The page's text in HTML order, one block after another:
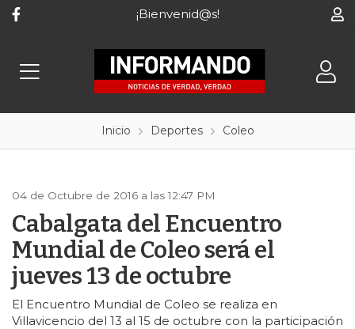
¡Bienvenid@s!
Inicio Deportes Coleo
04 de Octubre de 2016 a las 12:47 PM
Cabalgata del Encuentro
Mundial de Coleo será el
jueves 13 de octubre
El Encuentro Mundial de Coleo se realiza en
Villavicencio del 13 al 15 de octubre con la participación